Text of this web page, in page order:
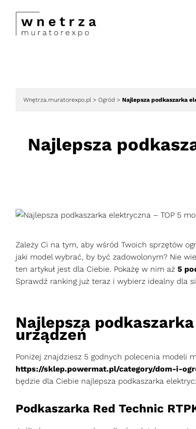
Wnętrza.muratorexpo.pl > Ogród > Najlepsza podkaszarka
Najlepsza
Zależy Ci na tym, aby wśród Twoich sprzętów
jaki model wybrać, by być zadowolonym? Nie
ten artykuł jest dla Ciebie. Pokażę w nim aż 5
Sprawdź ranking już teraz i wybierz idealny dla
Najlepsza
urządzeń
Poniżej znajdziesz 5 godnych polecenia modeli
https://sklep.powermat.pl/category/dom-i-
będzie dla Ciebie najlepsza podkaszarka
Podkaszarka Red Technic